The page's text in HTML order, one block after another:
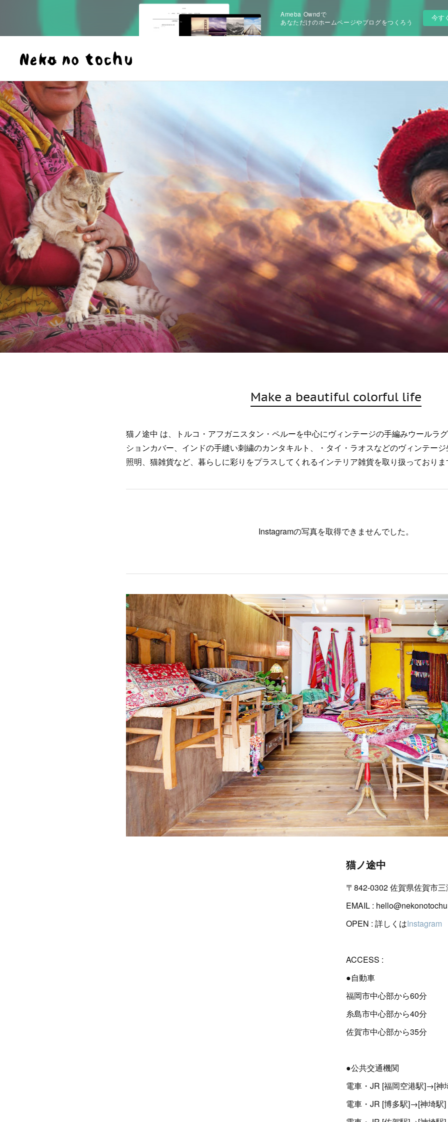
Ameba Owndで
あなただけのホームページやブログをつくろう
今す
Make a beautiful colorful life
猫ノ途中 は、トルコ・アフガニスタン・ペルーを中心にヴィンテージの手編みウールラ
ションカバー、インドの手縫い刺繍のカンタキルト、・タイ・ラオスなどのヴィンテー
照明、猫雑貨など、暮らしに彩りをプラスしてくれるインテリア雑貨を取り扱っており
Instagramの写真を取得できませんでした。
猫ノ途中
〒842-0302 佐賀県佐賀市
EMAIL :
OPEN : 詳しくはInstagram
ACCESS :
●自動車
福岡市中心部から60分
糸島市中心部から40分
佐賀市中心部から35分
●公共交通機関
電車・JR [福岡空港駅]→[神
電車・JR [博多駅]→[神埼駅]